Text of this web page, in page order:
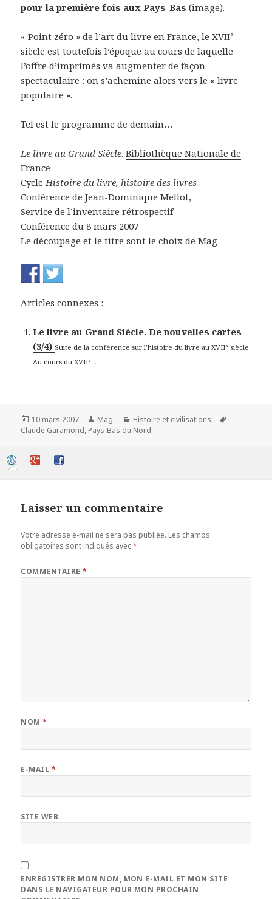
pour la première fois aux Pays-Bas (image).
« Point zéro » de l’art du livre en France, le XVII°
siècle est toutefois l’époque au cours de laquelle
l’offre d’imprimés va augmenter de façon
spectaculaire : on s’achemine alors vers le « livre
populaire ».
Tel est le programme de demain…
Le livre au Grand Siècle.Bibliothèque Nationale de
France
CycleHistoire du livre, histoire des livres
Conférence de Jean-Dominique Mellot,
Service de l’inventaire rétrospectif
Conférence du 8 mars 2007
Le découpage et le titre sont le choix de Mag
Articles connexes :
Le livre au Grand Siècle. De nouvelles cartes
(3/4)Suite de la conférence sur l’histoire du livre au XVII° siècle.
Au cours du XVII°...
Publié
le
10 mars 2007 Auteur
Mag. Catégories
Histoire et civilisations
Claude Garamond, Pays-Bas du Nord
Laisser un commentaire
Votre adresse e-mail ne sera pas publiée. Les champs
obligatoires sont indiqués avec*
COMMENTAIRE*
NOM*
E-MAIL *
SITE WEB
ENREGISTRER MON NOM, MON E-MAIL ET MON SITE
DANS LE NAVIGATEUR POUR MON PROCHAIN